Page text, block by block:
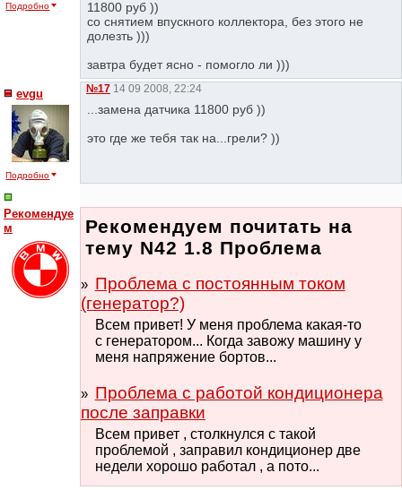
Подробно
11800 руб ))
со снятием впускного коллектора, без этого не
долезть )))
завтра будет ясно - помогло ли )))
evgu
Подробно
№17 14 09 2008, 22:24
...замена датчика 11800 руб ))
это где же тебя так на...грели? ))
Рекомендуе
м
Рекомендуем почитать на
тему N42 1.8 Проблема
Проблема с постоянным током
(генератор?)
Всем привет! У меня проблема какая-то
с генератором... Когда завожу машину у
меня напряжение бортов...
Проблема с работой кондиционера
после заправки
Всем привет , столкнулся с такой
проблемой , заправил кондиционер две
недели хорошо работал , а пото...